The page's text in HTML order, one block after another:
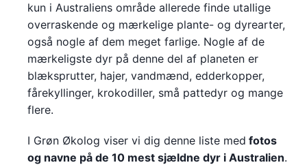
kun i Australiens område allerede finde utallige
overraskende og mærkelige plante- og dyrearter,
også nogle af dem meget farlige. Nogle af de
mærkeligste dyr på denne del af planeten er
blæksprutter, hajer, vandmænd, edderkopper,
fårekyllinger, krokodiller, små pattedyr og mange
flere.
I Grøn Økolog viser vi dig denne liste med fotos
og navne på de 10 mest sjældne dyr i Australien.